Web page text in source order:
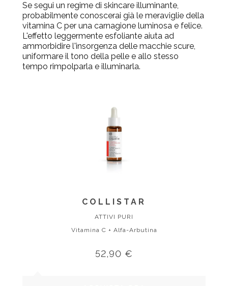
Se segui un regime di skincare illuminante,
probabilmente conoscerai già le meraviglie della
vitamina C per una carnagione luminosa e felice.
L'effetto leggermente esfoliante aiuta ad
ammorbidire l'insorgenza delle macchie scure,
uniformare il tono della pelle e allo stesso
tempo rimpolparla e illuminarla.
COLLISTAR
ATTIVI PURI
Vitamina C + Alfa-Arbutina
52,90 €